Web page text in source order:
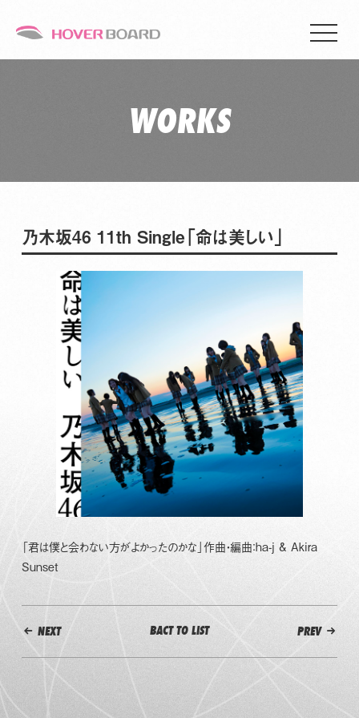
WORKS
乃木坂46 11th Single「命は美しい」
「君は僕と会わない方がよかったのかな」作曲・編曲：ha-j & Akira
Sunset
NEXT BACT TO LIST PREV